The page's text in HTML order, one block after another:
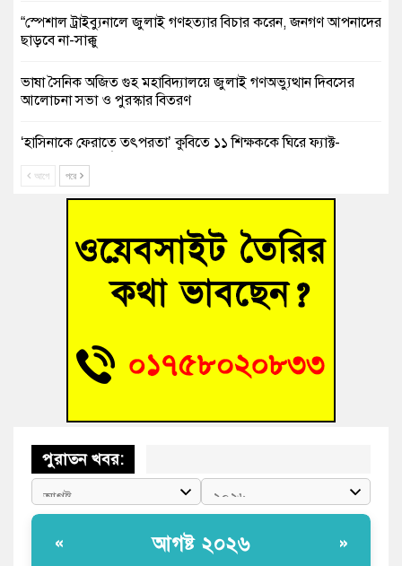
“স্পেশাল ট্রাইব্যুনালে জুলাই গণহত্যার বিচার করেন, জনগণ আপনাদের
ছাড়বে না-সাক্কু
ভাষা সৈনিক অজিত গুহ মহাবিদ্যালয়ে জুলাই গণঅভ্যুত্থান দিবসের
আলোচনা সভা ও পুরস্কার বিতরণ
‘হাসিনাকে ফেরাতে তৎপরতা’ কুবিতে ১১ শিক্ষককে ঘিরে ফ্যাক্ট-
বাঁশের খুঁটিতে ভর করে টিকে আছে সেতু
জুলাই গণঅভ্যুত্থান দিবসে কুমিল্লায় শ্রদ্ধা, র‍্যালি ও সংবর্ধনা
তনু হত্যা মামলায় গ্রেফতার সাবেক সেনা সদস্য হাফিজুর রহমান
হাইকোর্টের জামিনে মুক্ত
আহত শিক্ষার্থীদের দেখতে গিয়ে মেডিকেলের ক্যান্টিনে অবরুদ্ধ জবি
আগে পরে
পুরাতন খবর:
« আগষ্ট ২০২৬ »